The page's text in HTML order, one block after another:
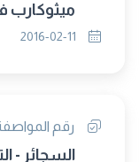
ميثوكارب في الأغذية و الاعلاف
رقم المواصفة 4879 /
السجائر -